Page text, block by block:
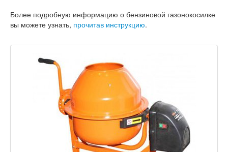
Более подробную информацию о бензиновой газонокосилке
вы можете узнать, прочитав инструкцию.